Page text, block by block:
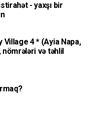
- yaxşı bir
Village 4 * (Ayia Napa,
və təhlil